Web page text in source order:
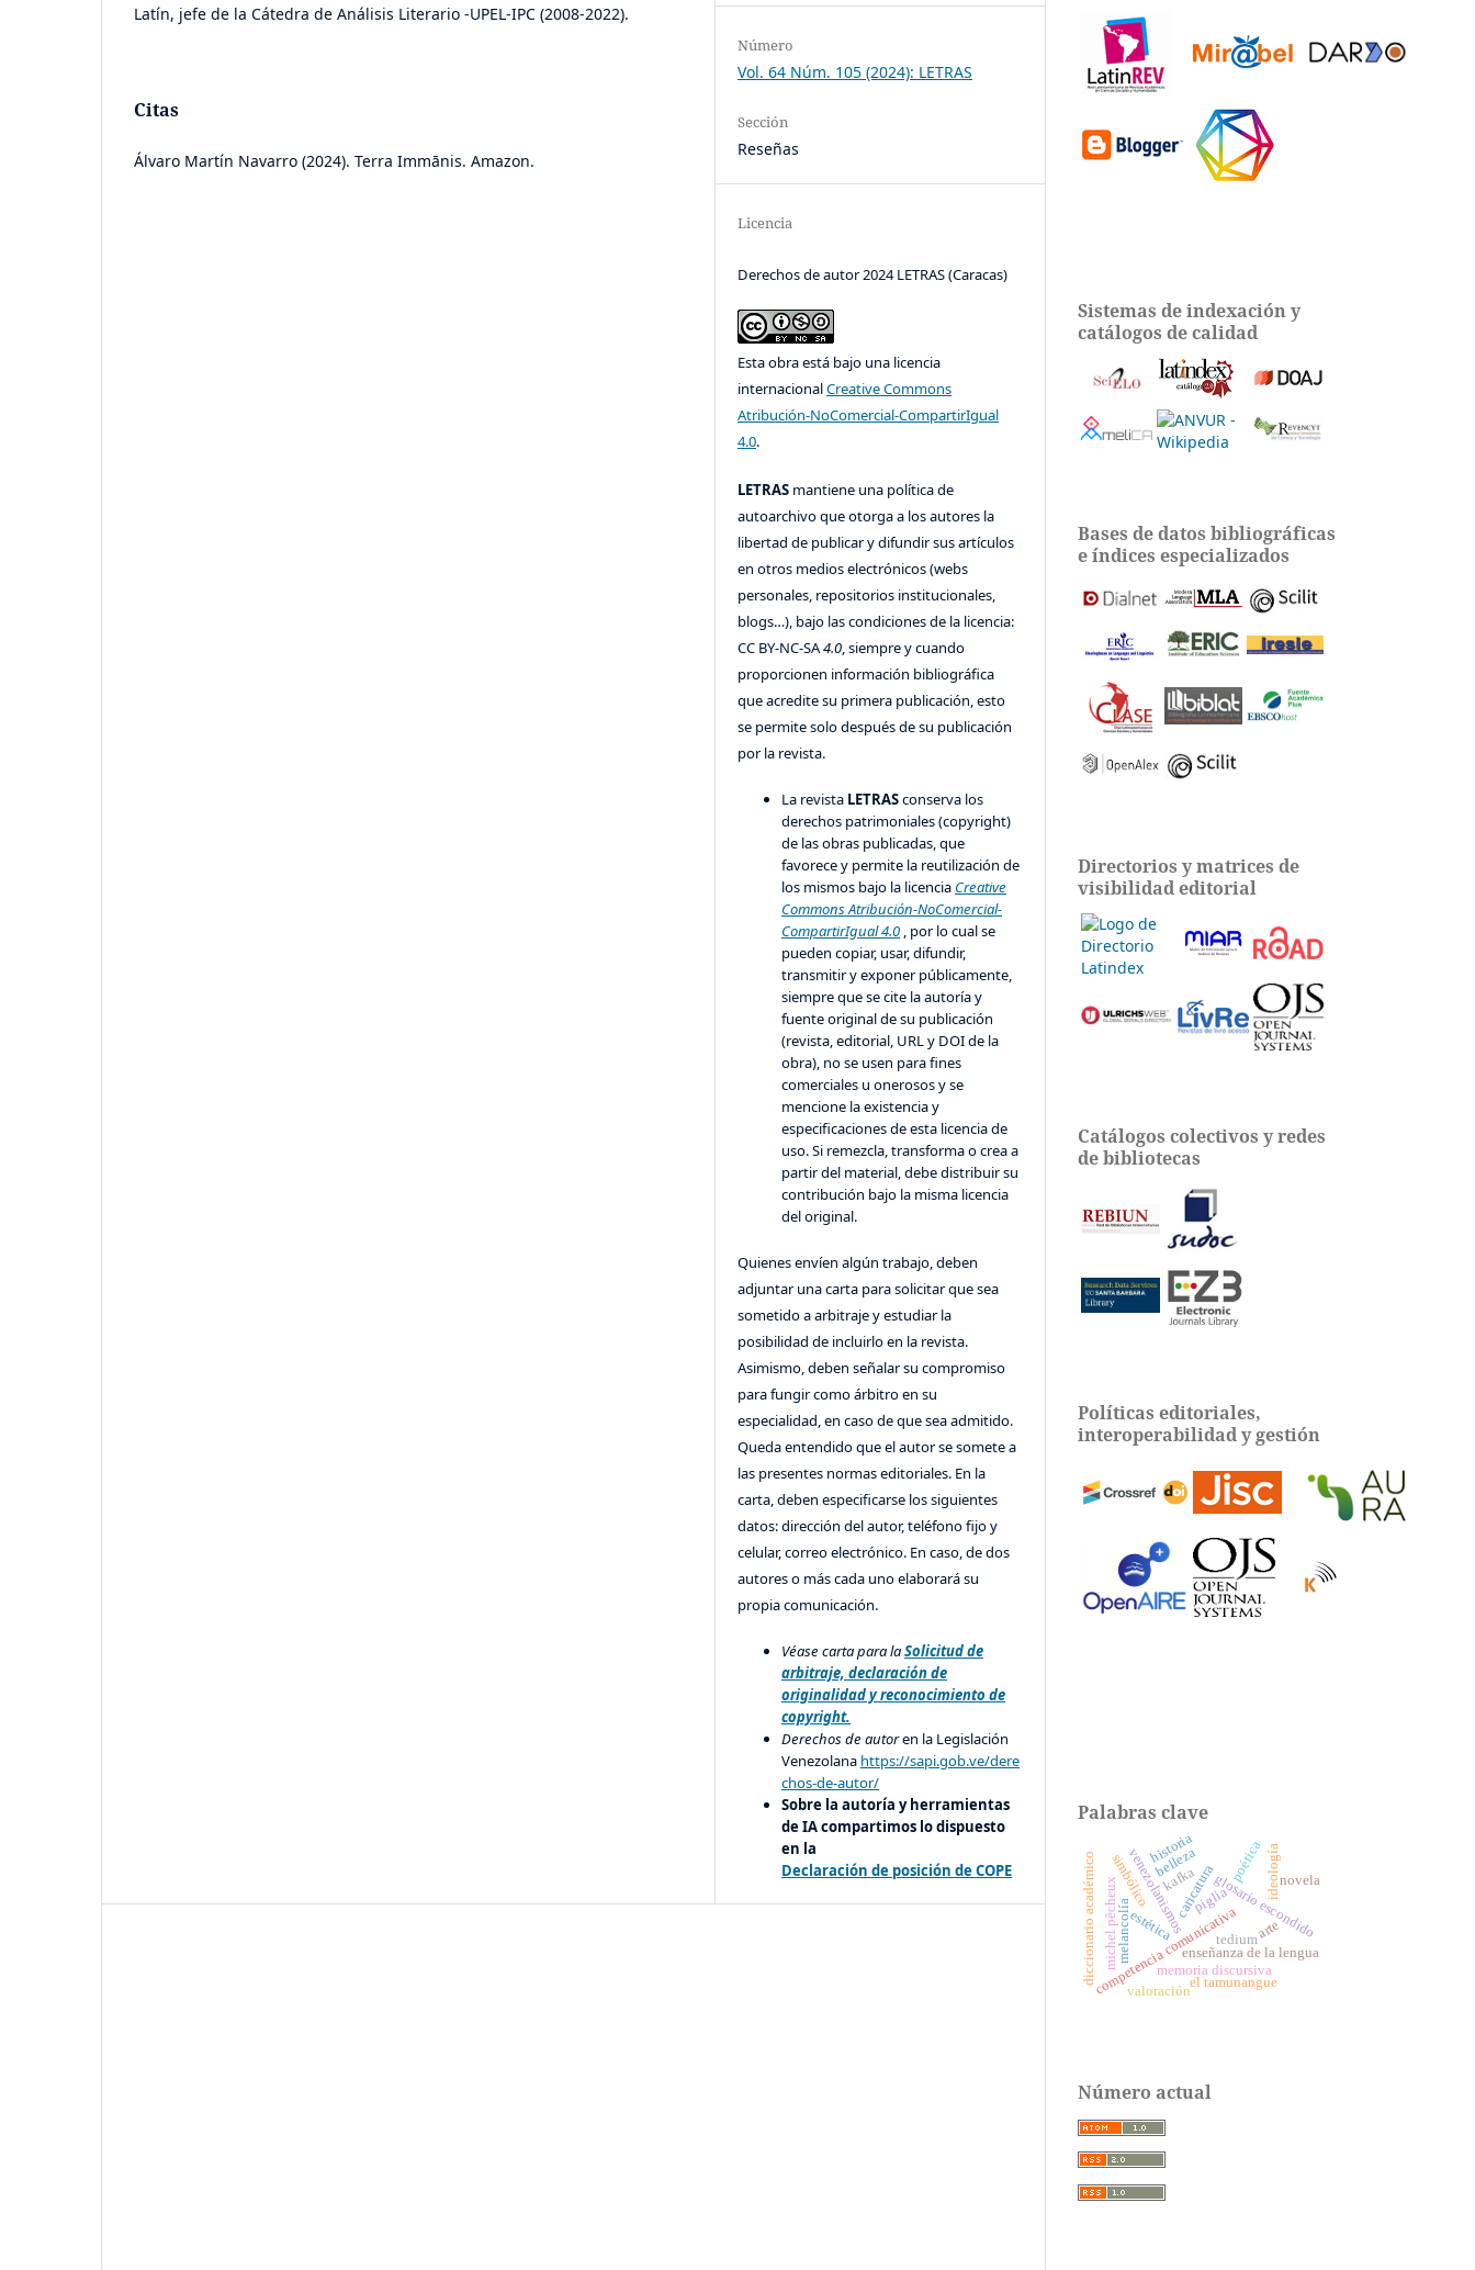
Latín, jefe de la Cátedra de Análisis Literario -UPEL-IPC (2008-2022).
Citas
Álvaro Martín Navarro (2024). Terra Immānis. Amazon.
Número
Vol. 64 Núm. 105 (2024): LETRAS
Sección
Reseñas
Licencia
Derechos de autor 2024 LETRAS (Caracas)
Esta obra está bajo una licencia
internacionalCreative Commons
Atribución-NoComercial-CompartirIgual
4.0.
LETRAS mantiene una política de
autoarchivo que otorga a los autores la
libertad de publicar y difundir sus artículos
en otros medios electrónicos (webs
personales, repositorios institucionales,
blogs…), bajo las condiciones de la licencia:
CC BY-NC-SA4.0 , siempre y cuando
proporcionen información bibliográfica
que acredite su primera publicación, esto
se permite solo después de su publicación
por la revista.
La revista LETRASconserva los
derechos patrimoniales (copyright)
de las obras publicadas, que
favorece y permite la reutilización de
los mismos bajo la licencia Creative
Commons Atribución-NoComercial-
CompartirIgual 4.0 , por lo cual se
pueden copiar, usar, difundir,
transmitir y exponer públicamente,
siempre que se cite la autoría y
fuente original de su publicación
(revista, editorial, URL y DOI de la
obra), no se usen para fines
comerciales u onerosos y se
mencione la existencia y
especificaciones de esta licencia de
uso. Si remezcla, transforma o crea a
partir del material, debe distribuir su
contribución bajo la misma licencia
del original.
Quienes envíen algún trabajo, deben
adjuntar una carta para solicitar que sea
sometido a arbitraje y estudiar la
posibilidad de incluirlo en la revista.
Asimismo, deben señalar su compromiso
para fungir como árbitro en su
especialidad, en caso de que sea admitido.
Queda entendido que el autor se somete a
las presentes normas editoriales. En la
carta, deben especificarse los siguientes
datos: dirección del autor, teléfono fijo y
celular, correo electrónico. En caso, de dos
autores o más cada uno elaborará su
propia comunicación.
Véase carta para laSolicitud de
arbitraje, declaración de
originalidad y reconocimiento de
copyright.
Derechos de autoren la Legislación
Venezolana https://sapi.gob.ve/dere
chos-de-autor/
Sobre la autoría y herramientas
de IA compartimos lo dispuesto
en la
Declaración de posición de COPE
Sistemas de indexación y
catálogos de calidad
Bases de datos bibliográficas
e índices especializados
Directorios y matrices de
visibilidad editorial
Catálogos colectivos y redes
de bibliotecas
Políticas editoriales,
interoperabilidad y gestión
Palabras clave
glosario escondido
competencia comunicativa
ideología
venezolanismos
diccionario académico estética
melancolía tedium
novela
enseñanza de la lengua
michel pêcheux caricatura
memoria discursiva
piglia
kafka poética
el tamunangue
belleza
simbólico
historia
valoración
arte
Número actual